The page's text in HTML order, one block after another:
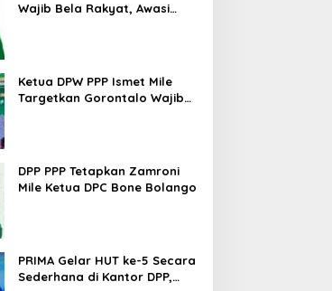
Wajib Bela Rakyat, Awasi
Ketua DPW PPP Ismet Mile
Targetkan Gorontalo Wajib
DPP PPP Tetapkan Zamroni
Mile Ketua DPC Bone Bolango
PRIMA Gelar HUT ke-5 Secara
Sederhana di Kantor DPP,